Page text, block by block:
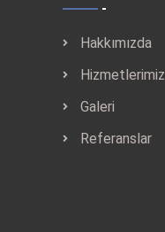
Hakkımızda
Hizmetlerimiz
Galeri
Referanslar